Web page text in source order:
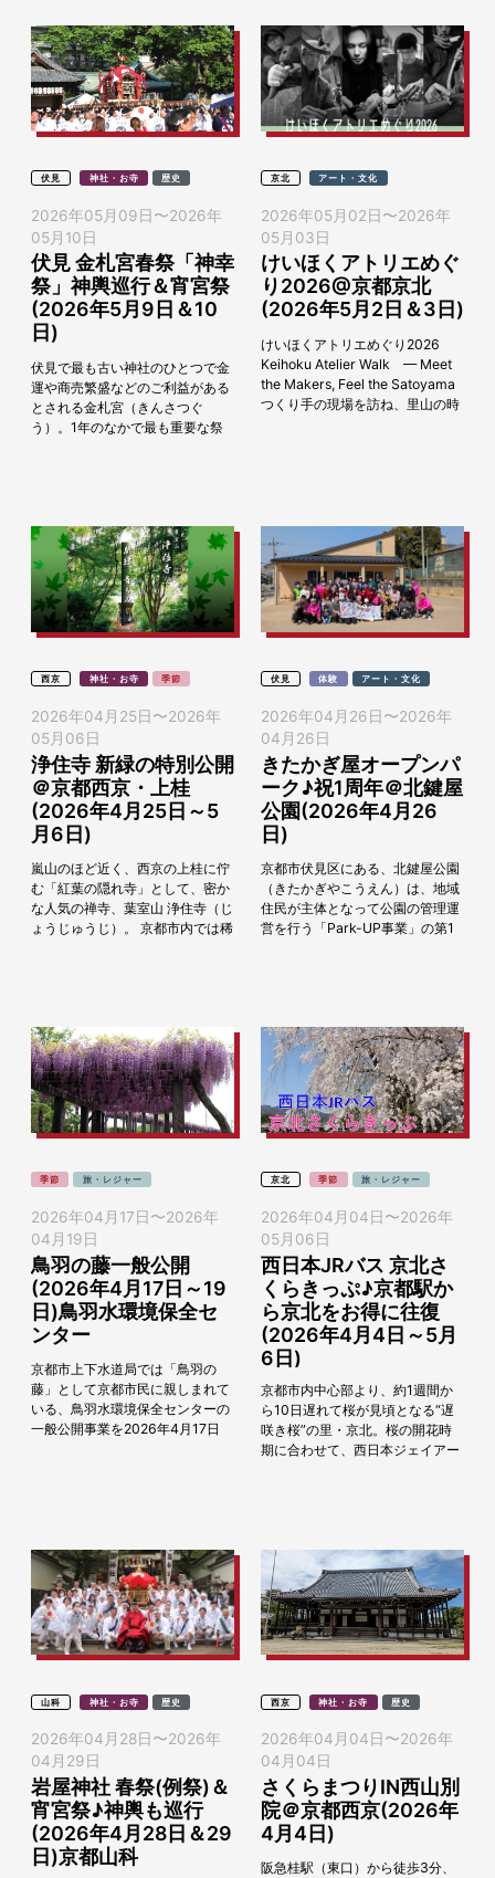
伏見 神社・お寺 歴史
2026年05月09日 〜2026年
05月10日
伏見 金札宮春祭「神幸
祭」神輿巡行＆宵宮祭
(2026年5月9日＆10
日)
伏見で最も古い神社のひとつで金
運や商売繁盛などのご利益がある
とされる金札宮（きんさつぐ
う）。1年のなかで最も重要な祭
京北 アート・文化
2026年05月02日 〜2026年
05月03日
けいほくアトリエめぐ
り2026@京都京北
(2026年5月2日＆3日)
けいほくアトリエめぐり2026
Keihoku Atelier Walk — Meet
the Makers, Feel the Satoyama
つくり手の現場を訪ね、里山の時
西京 神社・お寺 季節
2026年04月25日 〜2026年
05月06日
浄住寺 新緑の特別公開
＠京都西京・上桂
(2026年4月25日～5
月6日)
嵐山のほど近く、西京の上桂に佇
む「紅葉の隠れ寺」として、密か
な人気の禅寺、葉室山 浄住寺（じ
ょうじゅうじ）。 京都市内では稀
伏見 体験 アート・文化
2026年04月26日 〜2026年
04月26日
きたかぎ屋オープンパ
ーク♪祝1周年＠北鍵屋
公園(2026年4月26
日)
京都市伏見区にある、北鍵屋公園
（きたかぎやこうえん）は、地域
住民が主体となって公園の管理運
営を行う「Park-UP事業」の第1
季節 旅・レジャー
2026年04月17日 〜2026年
04月19日
鳥羽の藤一般公開
(2026年4月17日～19
日)鳥羽水環境保全セ
ンター
京都市上下水道局では「鳥羽の
藤」として京都市民に親しまれて
いる、鳥羽水環境保全センターの
一般公開事業を2026年4月17日
京北 季節 旅・レジャー
2026年04月04日 〜2026年
05月06日
西日本JRバス 京北さ
くらきっぷ♪京都駅か
ら京北をお得に往復
(2026年4月4日～5月
6日)
京都市内中心部より、約1週間か
ら10日遅れて桜が見頃となる“遅
咲き桜”の里・京北。桜の開花時
期に合わせて、西日本ジェイアー
山科 神社・お寺 歴史
2026年04月28日 〜2026年
04月29日
岩屋神社 春祭(例祭)＆
宵宮祭♪神輿も巡行
(2026年4月28日＆29
日)京都山科
西京 神社・お寺 歴史
2026年04月04日 〜2026年
04月04日
さくらまつりIN西山別
院＠京都西京(2026年
4月4日)
阪急桂駅（東口）から徒歩3分、